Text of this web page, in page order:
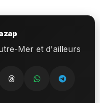
Mer et d'ailleurs